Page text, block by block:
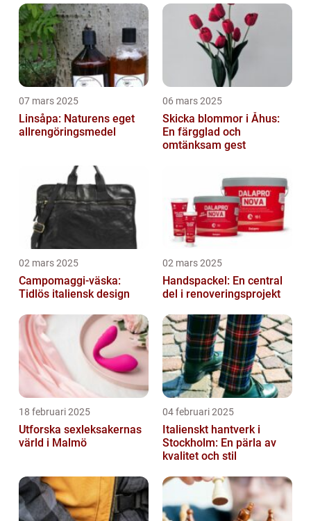
07 mars 2025
Linsåpa: Naturens eget
allrengöringsmedel
06 mars 2025
Skicka blommor i Åhus:
En färgglad och
omtänksam gest
02 mars 2025
Campomaggi-väska:
Tidlös italiensk design
02 mars 2025
Handspackel: En central
del i renoveringsprojekt
18 februari 2025
Utforska sexleksakernas
värld i Malmö
04 februari 2025
Italienskt hantverk i
Stockholm: En pärla av
kvalitet och stil